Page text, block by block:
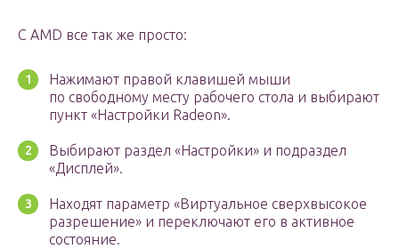
С AMD все так же просто:
Нажимают правой клавишей мыши
по свободному месту рабочего стола и выбирают
пункт «Настройки Radeon».
Выбирают раздел «Настройки» и подраздел
«Дисплей».
Находят параметр «Виртуальное сверхвысокое
разрешение» и переключают его в активное
состояние.